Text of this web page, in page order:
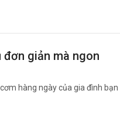
giản mà ngon
hàng ngày của gia đình bạn